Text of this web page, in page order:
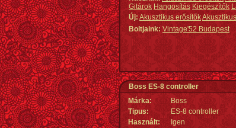
Gitárok Hangosítás Kiegészítők
Új:Akusztikus erősítők
Boltjaink: Vintage'52 Budapest
Boss ES-8 controller
Márka:
Boss
Tipus:
ES-8 controller
Használt:
Igen